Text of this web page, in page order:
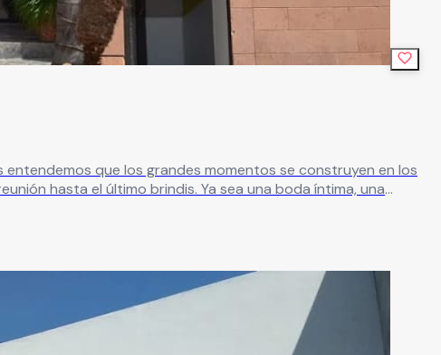
que los grandes momentos se construyen en los
hasta el último brindis. Ya sea una boda íntima, una